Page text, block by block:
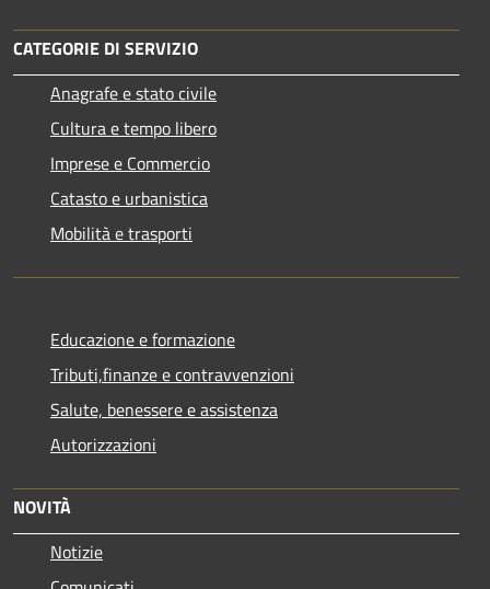
CATEGORIE DI SERVIZIO
Anagrafe e stato civile
Cultura e tempo libero
Imprese e Commercio
Catasto e urbanistica
Mobilità e trasporti
Educazione e formazione
Tributi,finanze e contravvenzioni
Salute, benessere e assistenza
Autorizzazioni
NOVITÀ
Notizie